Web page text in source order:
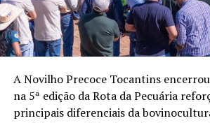
A Novilho Precoce Tocantins
na 5ª edição da Rota da Pecuária
principais diferenciais da